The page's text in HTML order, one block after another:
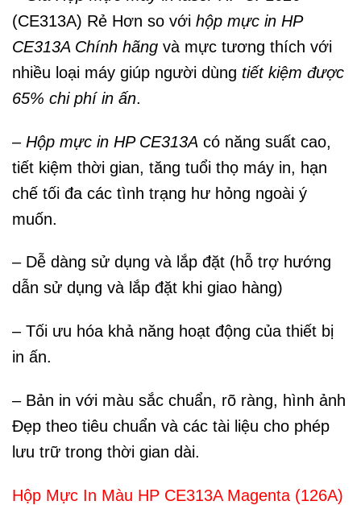
(CE313A) Rẻ Hơn so với hộp mực in HP
CE313A Chính hãng và mực tương thích với
nhiều loại máy giúp người dùng tiết kiệm được
65% chi phí in ấn.
– Hộp mực in HP CE313A có năng suất cao,
tiết kiệm thời gian, tăng tuổi thọ máy in, hạn
chế tối đa các tình trạng hư hỏng ngoài ý
muốn.
– Dễ dàng sử dụng và lắp đặt (hỗ trợ hướng
dẫn sử dụng và lắp đặt khi giao hàng)
– Tối ưu hóa khả năng hoạt động của thiết bị
in ấn.
– Bản in với màu sắc chuẩn, rõ ràng, hình ảnh
Đẹp theo tiêu chuẩn và các tài liệu cho phép
lưu trữ trong thời gian dài.
Hộp Mực In Màu HP CE313A Magenta (126A)